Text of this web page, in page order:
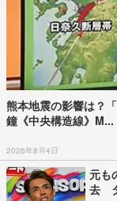
熊本地震の影響は？
鐘《中央構造線》M...
2026年8月4日
元も
去